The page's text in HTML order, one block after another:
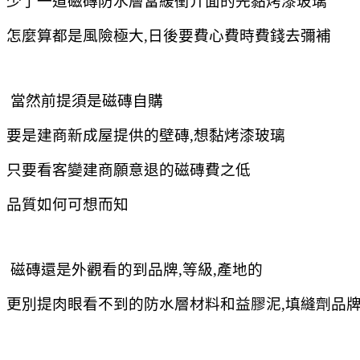
怎麼算都是風險極大,日後要費心費時費錢去彌補
當然前提須是磁磚自購
要是建商新成屋提供的壁磚,想黏烤漆玻璃
只要看客變建商願意退的磁磚費之低
品質如何可想而知
磁磚還是外觀看的到品牌,等級,產地的
更別提肉眼看不到的防水層材料和益膠泥,填縫劑品